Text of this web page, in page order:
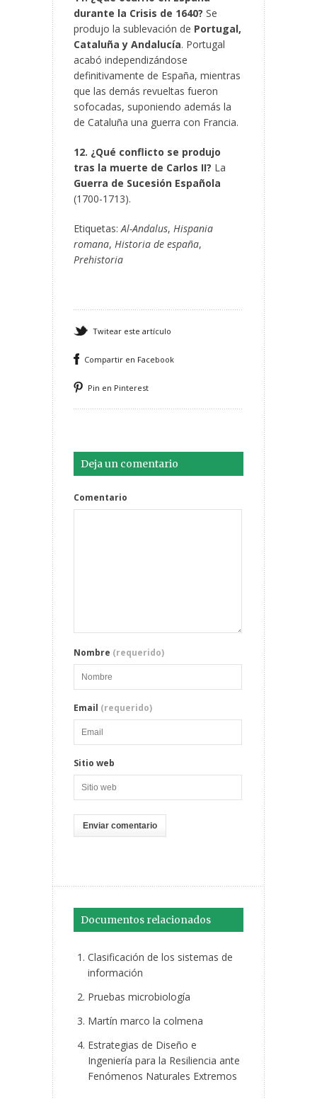
durante la Crisis de 1640? Se
produjo la sublevación de Portugal,
Cataluña y Andalucía. Portugal
acabó independizándose
definitivamente de España, mientras
que las demás revueltas fueron
sofocadas, suponiendo además la
de Cataluña una guerra con Francia.
12. ¿Qué conflicto se produjo
tras la muerte de Carlos II? La
Guerra de Sucesión Española
(1700-1713).
Etiquetas:Al-Andalus, Hispania
romana, Historia de españa,
Prehistoria
Twitear este artículo
Compartir en Facebook
Pin en Pinterest
Deja un comentario
Comentario
Nombre (requerido)
Email (requerido)
Sitio web
Documentos relacionados
Clasificación de los sistemas de
información
Pruebas microbiología
Martín marco la colmena
Estrategias de Diseño e
Ingeniería para la Resiliencia ante
Fenómenos Naturales Extremos